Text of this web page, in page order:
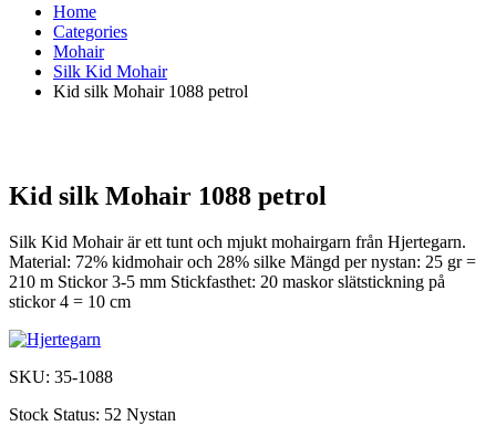
Home
Categories
Mohair
Silk Kid Mohair
Kid silk Mohair 1088 petrol
Kid silk Mohair 1088 petrol
Silk Kid Mohair är ett tunt och mjukt mohairgarn från Hjertegarn.
Material: 72% kidmohair och 28% silke Mängd per nystan: 25 gr =
210 m Stickor 3-5 mm Stickfasthet: 20 maskor slätstickning på
stickor 4 = 10 cm
SKU: 35-1088
Stock Status: 52 Nystan